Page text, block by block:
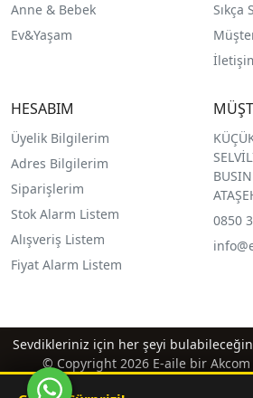
Anne & Bebek
Ev&Yaşam
Sıkça
HESABIM
Üyelik Bilgilerim
Adres Bilgilerim
Siparişlerim
Stok Alarm Listem
Alışveriş Listem
Fiyat Alarm Listem
0850
Sevdikleriniz için her şeyi
© Copyright 2026 E-aile bir Akcom